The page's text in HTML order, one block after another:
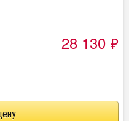
28 130 ₽